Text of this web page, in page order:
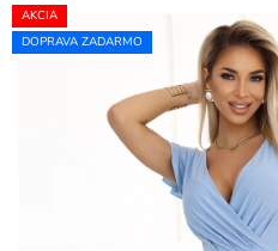
AKCIA
DOPRAVA ZADARMO